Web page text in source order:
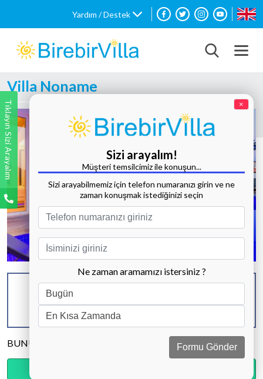
Yardım / Destek
Villa Noname
Tüm Fotoğrafları Göster
KAPASİTE
6 KİŞİ
BANYO & WC
2 ADET
YATAK ODASI
BUNU PAYLAŞ
Tıklayın Sizi Arayalım ×
Sizi arayalım!
Müşteri temsilcimiz ile konuşun...
Sizi arayabilmemiz için telefon numaranızı girin ve ne
zaman konuşmak istediğinizi seçin
Ne zaman aramamızı istersiniz ?
Formu Gönder